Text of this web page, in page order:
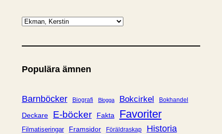
K
t
g
r
Populära ämnen
Barnböcker Biografi Blogga Bokcirkel Bokhandel
Deckare E-böcker Fakta Favoriter
Filmatiseringar Framsidor Föräldraskap Historia